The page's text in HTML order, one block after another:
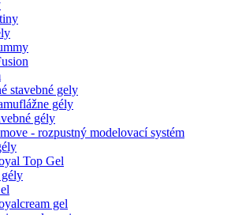
stavebné gely
gély
gély
- rozpustný modelovací systém
Top Gel
gély
gel